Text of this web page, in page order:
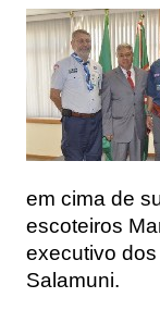
em cima de
escoteiros
executivo
Salamuni.